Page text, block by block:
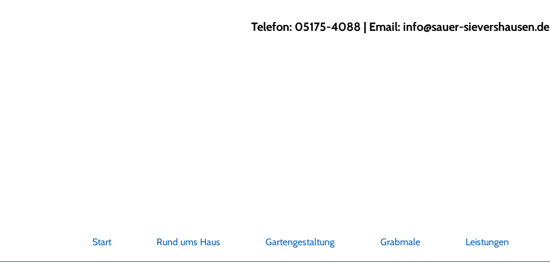
Telefon: 05175-4088 | Email: info@sauer-sievershausen.de
Start Rund ums Haus Gartengestaltung Grabmale Leistungen